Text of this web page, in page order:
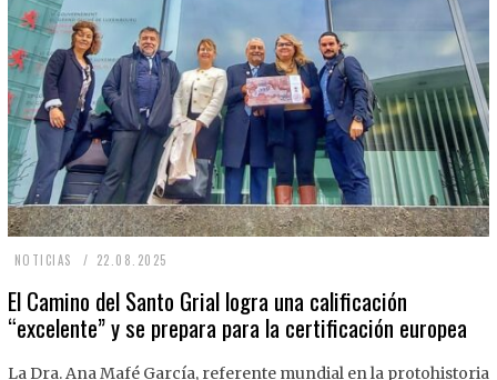
NOTICIAS 22.08.2025
.
El Camino del Santo Grial logra una calificación
“excelente” y se prepara para la certificación europea
La Dra. Ana Mafé García, referente mundial en la protohistoria